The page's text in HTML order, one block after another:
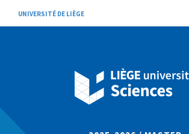
UNIVERSITÉ DE LIÈGE